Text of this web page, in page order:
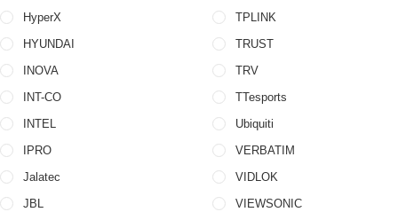
HyperX
HYUNDAI
INOVA
INT-CO
INTEL
IPRO
Jalatec
JBL
TPLINK
TRUST
TRV
TTesports
Ubiquiti
VERBATIM
VIDLOK
VIEWSONIC